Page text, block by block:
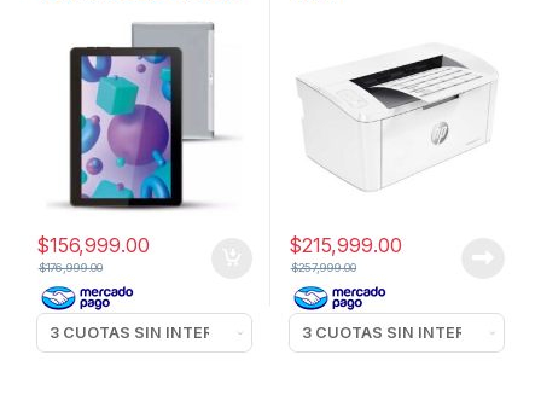
$156,999.00
$176,999.00
$215,999.00
$257,999.00